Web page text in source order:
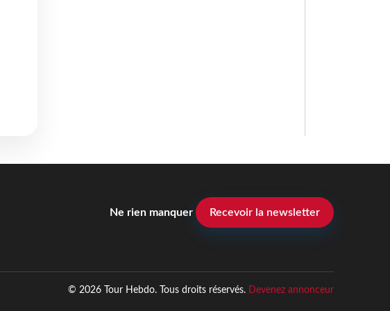
Ne rien manquer Recevoir la newsletter
© 2026 Tour Hebdo. Tous droits réservés. Devenez annonceur